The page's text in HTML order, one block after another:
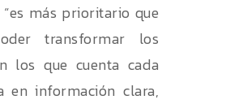
más prioritario que
transformar los
los que cuenta cada
en información clara,